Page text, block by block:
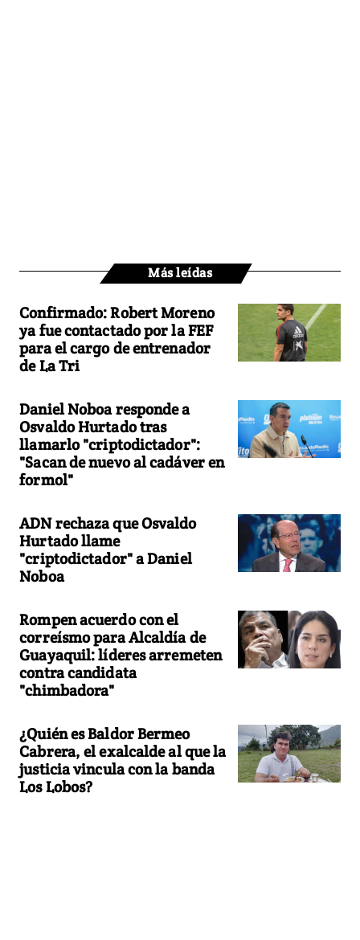
Más leídas
Confirmado: Robert Moreno
ya fue contactado por la FEF
para el cargo de entrenador
de La Tri
Daniel Noboa responde a
Osvaldo Hurtado tras
llamarlo "criptodictador":
"Sacan de nuevo al cadáver en
formol"
ADN rechaza que Osvaldo
Hurtado llame
"criptodictador" a Daniel
Noboa
Rompen acuerdo con el
correísmo para Alcaldía de
Guayaquil: líderes arremeten
contra candidata
"chimbadora"
¿Quién es Baldor Bermeo
Cabrera, el exalcalde al que la
justicia vincula con la banda
Los Lobos?